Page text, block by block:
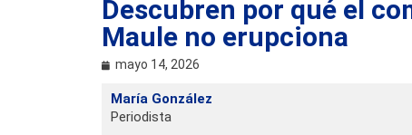
Descubren por qué el
Maule no erupciona
mayo 14, 2026
María González
Periodista